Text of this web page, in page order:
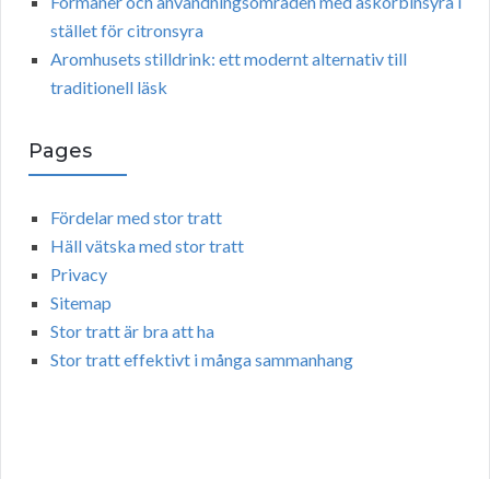
stället för citronsyra
Aromhusets stilldrink: ett modernt alternativ till
traditionell läsk
Pages
Fördelar med stor tratt
Häll vätska med stor tratt
Privacy
Sitemap
Stor tratt är bra att ha
Stor tratt effektivt i många sammanhang